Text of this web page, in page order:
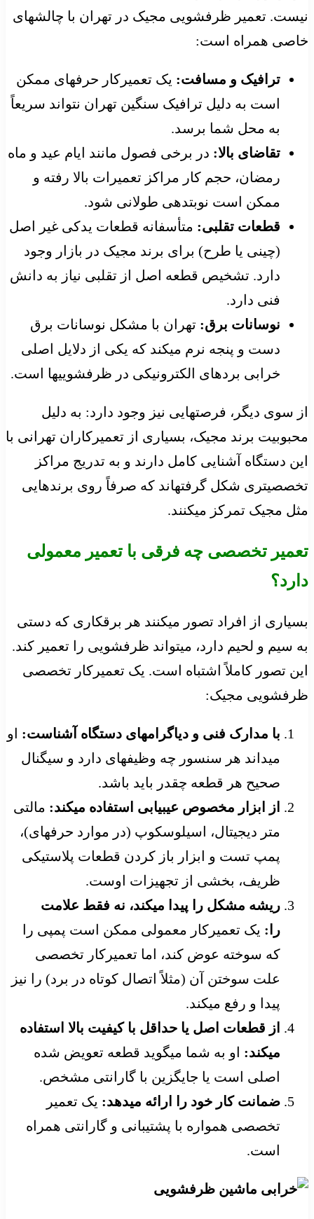
نیست. تعمیر ظرفشویی مجیک در تهران با چالشهای
خاصی همراه است:
ترافیک و مسافت: یک تعمیرکار حرفهای ممکن
است به دلیل ترافیک سنگین تهران نتواند سریعاً
به محل شما برسد.
تقاضای بالا: در برخی فصول مانند ایام عید و ماه
رمضان، حجم کار مراکز تعمیرات بالا رفته و
ممکن است نوبتدهی طولانی شود.
قطعات تقلبی: متأسفانه قطعات یدکی غیر اصل
(چینی یا طرح) برای برند مجیک در بازار وجود
دارد. تشخیص قطعه اصل از تقلبی نیاز به دانش
فنی دارد.
نوسانات برق: تهران با مشکل نوسانات برق
دست و پنجه نرم میکند که یکی از دلایل اصلی
خرابی بردهای الکترونیکی در ظرفشوییها است.
از سوی دیگر، فرصتهایی نیز وجود دارد: به دلیل
محبوبیت برند مجیک، بسیاری از تعمیرکاران تهرانی با
این دستگاه آشنایی کامل دارند و به تدریج مراکز
تخصصیتری شکل گرفتهاند که صرفاً روی برندهایی
مثل مجیک تمرکز میکنند.
تعمیر تخصصی چه فرقی با تعمیر معمولی
دارد؟
بسیاری از افراد تصور میکنند هر برقکاری که دستی
به سیم و لحیم دارد، میتواند ظرفشویی را تعمیر کند.
این تصور کاملاً اشتباه است. یک تعمیرکار تخصصی
ظرفشویی مجیک:
با مدارک فنی و دیاگرامهای دستگاه آشناست: او
میداند هر سنسور چه وظیفهای دارد و سیگنال
صحیح هر قطعه چقدر باید باشد.
از ابزار مخصوص عیبیابی استفاده میکند: مالتی
متر دیجیتال، اسیلوسکوپ (در موارد حرفهای)،
پمپ تست و ابزار باز کردن قطعات پلاستیکی
ظریف، بخشی از تجهیزات اوست.
ریشه مشکل را پیدا میکند، نه فقط علامت
را: یک تعمیرکار معمولی ممکن است پمپی را
که سوخته عوض کند، اما تعمیرکار تخصصی
علت سوختن آن (مثلاً اتصال کوتاه در برد) را نیز
پیدا و رفع میکند.
از قطعات اصل یا حداقل با کیفیت بالا استفاده
میکند: او به شما میگوید قطعه تعویض شده
اصلی است یا جایگزین با گارانتی مشخص.
ضمانت کار خود را ارائه میدهد: یک تعمیر
تخصصی همواره با پشتیبانی و گارانتی همراه
است.